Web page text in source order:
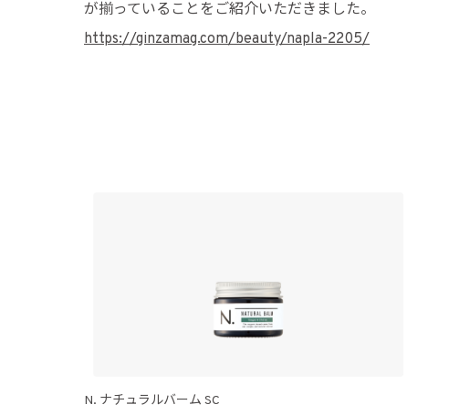
が揃っていることをご紹介いただきました。
https://ginzamag.com/beauty/napla-2205/
N. ナチュラルバーム SC